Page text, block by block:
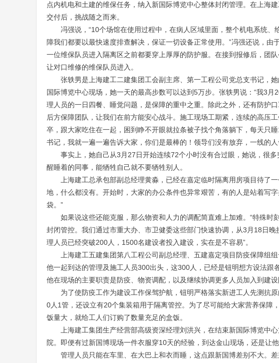
点内机电和土建的维保任务，纳入新国际博览中心整体封闭管理。在上海
交付后，挑战随之而来。
冯强说，“10个场馆在使用过程中，在病人区域里面，整个机电系统
障我们都要以最快速度排查解决，保证一切设备正常使用。”冯强还说，
一位维保队员进入隔离区之前都要穿上厚厚的防护服。在接到报修后，团
让对口维修的维保队员进入。
张轶男是上海建工二建集团工会副主席、第一工程公司党总支书记，
国际博览中心现场，她一天的最高步数可以达到5万步。张轶男说：“我3
理人员的一日四餐、睡觉问题，是保障的重中之重。除此之外，还有防护
后方保障团队，让我们在前方能安心战斗。施工现场工期紧，连续的高压
卒，跟大家吃住在一起，困到睁不开眼就拉条被子找个角落躺下，每天只
书记，我就一遍一遍告诉大家，你们是最棒的！领导们没有放弃，一线的
事实上，她自己从3月27日开始连续72个小时没有合过眼，她说，很
醒睡着的同事，能牺牲自己就不要牺牲别人。
上海建工总承包部副总经理黄淼，已经在嘉定临时隔离用房项目待了
地，什么都没有。开始时，大家的办公条件也异常艰苦，有的人是站着写
袋。”
如果说这些还能克服，那么物资和人力的调配简直难上加难。“特殊
封闭管控。我们通过市重大办、市卫健委这些部门快速协调，从3月18日
理人员已经突破200人，1500名建设者投入建设，实在是不容易”。
上海建工五建集团第八工程公司副总经理、五建嘉定项目防疫保障组
他一起到达的管理及施工人员300出头，这300人，已经是钮明想方设法跟
他在现场的主要职责是防疫、物资调配，以及继续协调更多人员加入到建设
为了使防疫工作为建设工作保驾护航，钮明严格落实新进工人先测抗
0人1管，还设立有20个集装箱用于隔离管控。为了尽可能给大家营养保障
饭量大，就给工人们订购了数量充足的盒饭。
上海建工集团生产经营部高级资深经理刘洪兴，在结束新国际博览中
院。即便有过新国博现场一件衣服穿10天的经验，到达金山现场，还是让
管理人员只能在车里、在大巴上和衣而睡，这点跟新国博差别不大。